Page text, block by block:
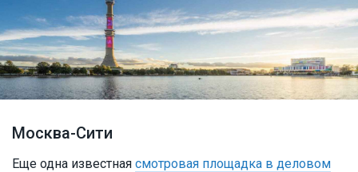
Москва-Сити
Еще одна известная смотровая площадка в деловом